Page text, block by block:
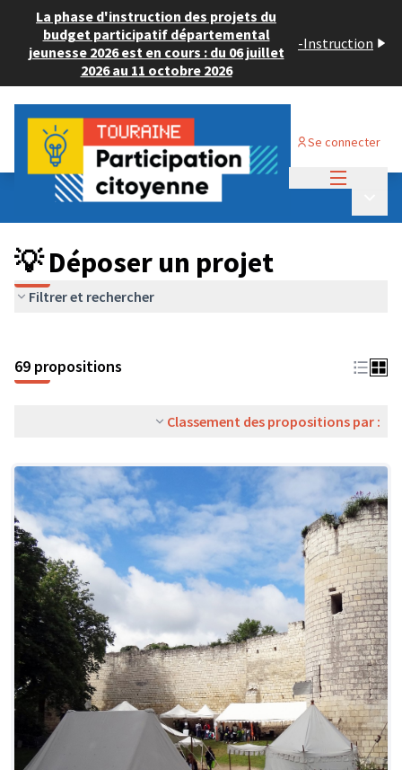
La phase d'instruction des projets du
budget participatif départemental
jeunesse 2026 est en cours : du 06 juillet
2026 au 11 octobre 2026
-Instruction
Se connecter
Budget Participatif ADULTE 2024
💡 Déposer un projet
💡 Déposer un projet
Filtrer et rechercher
69 propositions
Classement des propositions par :